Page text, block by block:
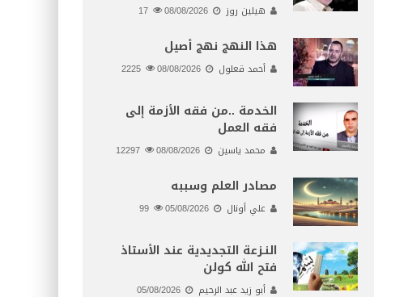
هيلين روز 08/08/2026
هذا النهج نهج أصيل
أحمد قعلول 08/08/2026
الخدمة ..من فقه الأزمة إلى
فقه العمل
محمد ياسين 08/08/2026
مصادر العلم وسببه
علي أونال 05/08/2026
النـزعة التجديدية عند الأستاذ
فتح الله كولن
أبو زيد عبد الرحيم
05/08/2026